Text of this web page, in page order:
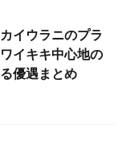
イウラニのプラ
イキキ中心地の
優遇まとめ